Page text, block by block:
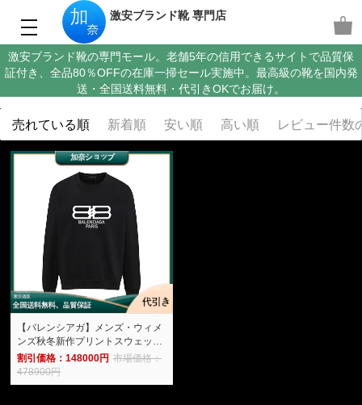
激安ブランド靴 専門店
激安ブランド靴の専門モール。老舗5年の信用できるサイトで品質保
証付き、全品80％OFFの在庫一掃セール実施中。最高級の靴を国内発
送・全国送料無料・代引きOKでお届け。
売れている順 新着順 安い順 高い順 レビュー件数
【バレンシアガ】メンズ・ウィメ
ンズ秋冬新作プリントスウェット
シャツ -加奈ショップ
割引価格：148000円 市場価格：
478900円